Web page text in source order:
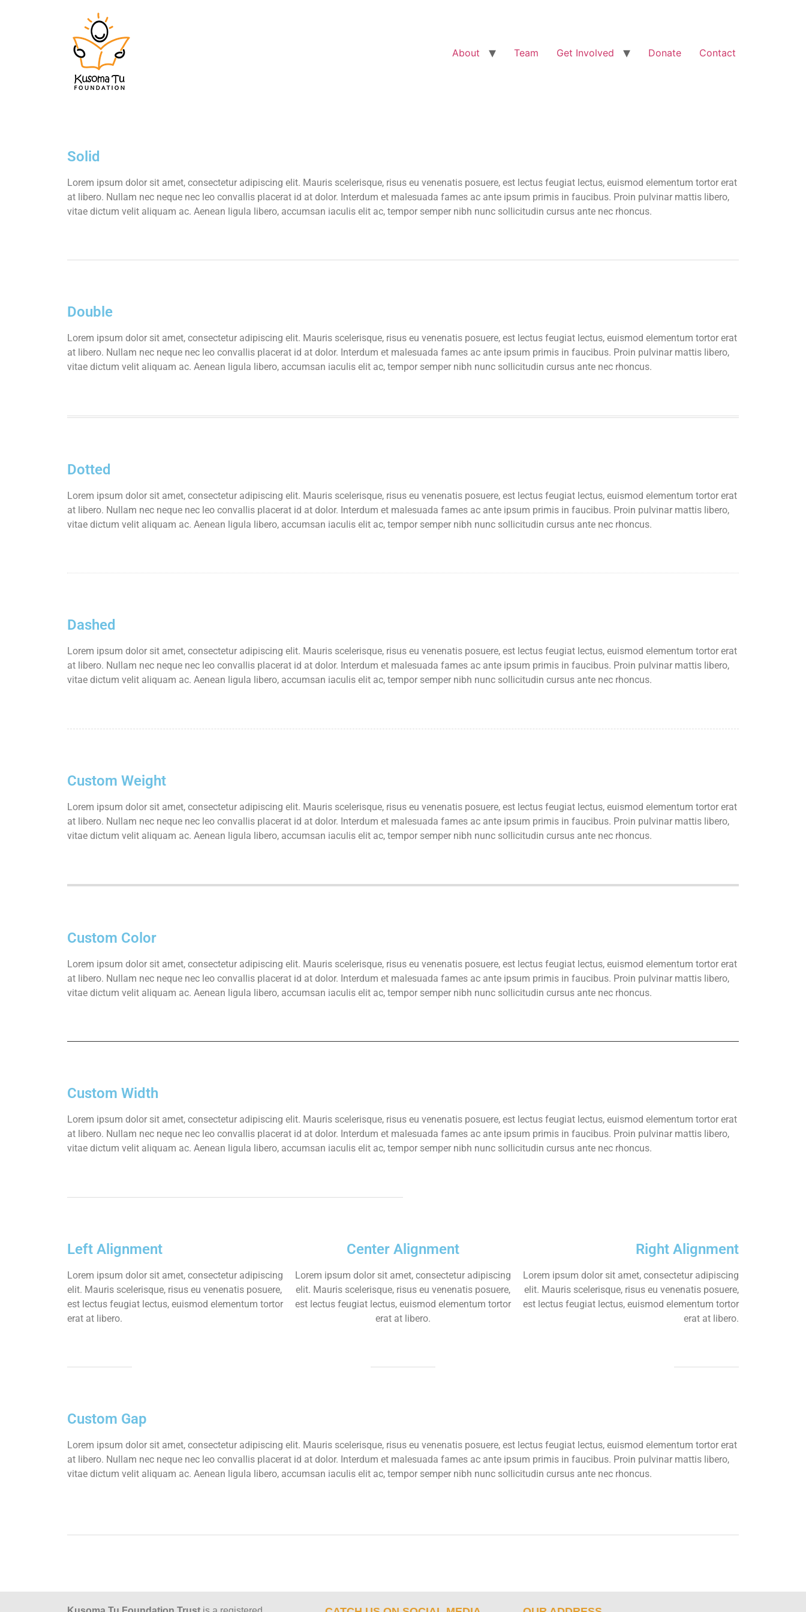
About Team Get Involved Donate Contact
Solid
Lorem ipsum dolor sit amet, consectetur adipiscing elit. Mauris scelerisque, risus eu venenatis posuere, est lectus feugiat lectus, euismod elementum tortor erat
at libero. Nullam nec neque nec leo convallis placerat id at dolor. Interdum et malesuada fames ac ante ipsum primis in faucibus. Proin pulvinar mattis libero,
vitae dictum velit aliquam ac. Aenean ligula libero, accumsan iaculis elit ac, tempor semper nibh nunc sollicitudin cursus ante nec rhoncus.
Double
Lorem ipsum dolor sit amet, consectetur adipiscing elit. Mauris scelerisque, risus eu venenatis posuere, est lectus feugiat lectus, euismod elementum tortor erat
at libero. Nullam nec neque nec leo convallis placerat id at dolor. Interdum et malesuada fames ac ante ipsum primis in faucibus. Proin pulvinar mattis libero,
vitae dictum velit aliquam ac. Aenean ligula libero, accumsan iaculis elit ac, tempor semper nibh nunc sollicitudin cursus ante nec rhoncus.
Dotted
Lorem ipsum dolor sit amet, consectetur adipiscing elit. Mauris scelerisque, risus eu venenatis posuere, est lectus feugiat lectus, euismod elementum tortor erat
at libero. Nullam nec neque nec leo convallis placerat id at dolor. Interdum et malesuada fames ac ante ipsum primis in faucibus. Proin pulvinar mattis libero,
vitae dictum velit aliquam ac. Aenean ligula libero, accumsan iaculis elit ac, tempor semper nibh nunc sollicitudin cursus ante nec rhoncus.
Dashed
Lorem ipsum dolor sit amet, consectetur adipiscing elit. Mauris scelerisque, risus eu venenatis posuere, est lectus feugiat lectus, euismod elementum tortor erat
at libero. Nullam nec neque nec leo convallis placerat id at dolor. Interdum et malesuada fames ac ante ipsum primis in faucibus. Proin pulvinar mattis libero,
vitae dictum velit aliquam ac. Aenean ligula libero, accumsan iaculis elit ac, tempor semper nibh nunc sollicitudin cursus ante nec rhoncus.
Custom Weight
Lorem ipsum dolor sit amet, consectetur adipiscing elit. Mauris scelerisque, risus eu venenatis posuere, est lectus feugiat lectus, euismod elementum tortor erat
at libero. Nullam nec neque nec leo convallis placerat id at dolor. Interdum et malesuada fames ac ante ipsum primis in faucibus. Proin pulvinar mattis libero,
vitae dictum velit aliquam ac. Aenean ligula libero, accumsan iaculis elit ac, tempor semper nibh nunc sollicitudin cursus ante nec rhoncus.
Custom Color
Lorem ipsum dolor sit amet, consectetur adipiscing elit. Mauris scelerisque, risus eu venenatis posuere, est lectus feugiat lectus, euismod elementum tortor erat
at libero. Nullam nec neque nec leo convallis placerat id at dolor. Interdum et malesuada fames ac ante ipsum primis in faucibus. Proin pulvinar mattis libero,
vitae dictum velit aliquam ac. Aenean ligula libero, accumsan iaculis elit ac, tempor semper nibh nunc sollicitudin cursus ante nec rhoncus.
Custom Width
Lorem ipsum dolor sit amet, consectetur adipiscing elit. Mauris scelerisque, risus eu venenatis posuere, est lectus feugiat lectus, euismod elementum tortor erat
at libero. Nullam nec neque nec leo convallis placerat id at dolor. Interdum et malesuada fames ac ante ipsum primis in faucibus. Proin pulvinar mattis libero,
vitae dictum velit aliquam ac. Aenean ligula libero, accumsan iaculis elit ac, tempor semper nibh nunc sollicitudin cursus ante nec rhoncus.
Left Alignment
Lorem ipsum dolor sit amet, consectetur adipiscing
elit. Mauris scelerisque, risus eu venenatis posuere,
est lectus feugiat lectus, euismod elementum tortor
erat at libero.
Center Alignment
Lorem ipsum dolor sit amet, consectetur adipiscing
elit. Mauris scelerisque, risus eu venenatis posuere,
est lectus feugiat lectus, euismod elementum tortor
erat at libero.
Right Alignment
Lorem ipsum dolor sit amet, consectetur adipiscing
elit. Mauris scelerisque, risus eu venenatis posuere,
est lectus feugiat lectus, euismod elementum tortor
erat at libero.
Custom Gap
Lorem ipsum dolor sit amet, consectetur adipiscing elit. Mauris scelerisque, risus eu venenatis posuere, est lectus feugiat lectus, euismod elementum tortor erat
at libero. Nullam nec neque nec leo convallis placerat id at dolor. Interdum et malesuada fames ac ante ipsum primis in faucibus. Proin pulvinar mattis libero,
vitae dictum velit aliquam ac. Aenean ligula libero, accumsan iaculis elit ac, tempor semper nibh nunc sollicitudin cursus ante nec rhoncus.